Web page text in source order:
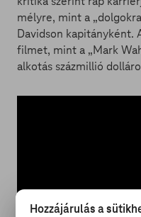
mélyre, mint a
Davidson kapitányként.
filmet, mint a „Mark
alkotás százmillió
Hozzájárulás a